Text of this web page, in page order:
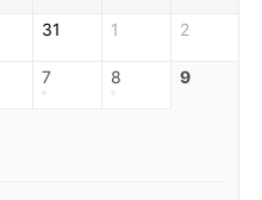
31 1 2
7 8 9